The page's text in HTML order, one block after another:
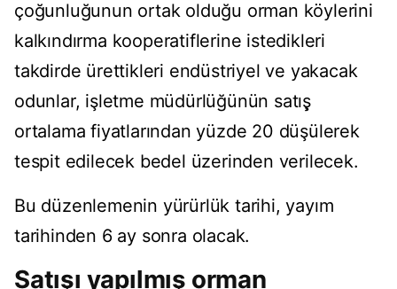
çoğunluğunun ortak olduğu orman köylerini
kalkındırma kooperatiflerine istedikleri
takdirde ürettikleri endüstriyel ve yakacak
odunlar, işletme müdürlüğünün satış̧
ortalama fiyatlarından yüzde 20 düşülerek
tespit edilecek bedel üzerinden verilecek.
Bu düzenlemenin yürürlük tarihi, yayım
tarihinden 6 ay sonra olacak.
Satışı yapılmış orman